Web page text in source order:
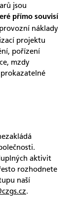
jsou
přímo souvisí
náklady
projektu
pořízení
mzdy
aktivit
rozhodnete
naší
.